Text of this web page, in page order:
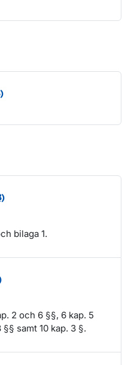
bilaga 1.
2 och 6 §§, 6 kap. 5
samt 10 kap. 3 §.